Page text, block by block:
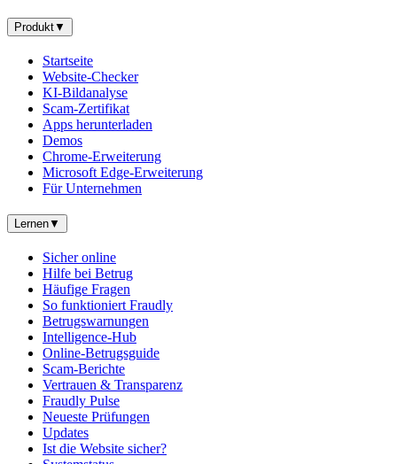
Produkt▼
Startseite
Website-Checker
KI-Bildanalyse
Scam-Zertifikat
Apps herunterladen
Demos
Chrome-Erweiterung
Microsoft Edge-Erweiterung
Für Unternehmen
Lernen▼
Sicher online
Hilfe bei Betrug
Häufige Fragen
So funktioniert Fraudly
Betrugswarnungen
Intelligence-Hub
Online-Betrugsguide
Scam-Berichte
Vertrauen & Transparenz
Fraudly Pulse
Neueste Prüfungen
Updates
Ist die Website sicher?